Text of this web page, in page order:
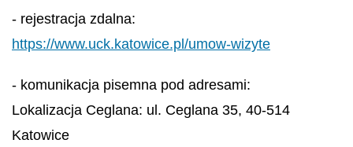
- rejestracja zdalna:
https://www.uck.katowice.pl/umow-wizyte
- komunikacja pisemna pod adresami:
Lokalizacja Ceglana: ul. Ceglana 35, 40-514
Katowice